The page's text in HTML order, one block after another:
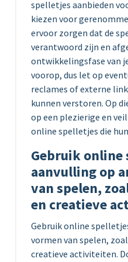
spelletjes aanbieden
kiezen voor
ervoor zorgen dat de
verantwoord zijn en
ontwikkelingsfase van
voorop, dus let op
reclames of externe
kunnen verstoren. Op
op een plezierige en
online spelletjes die
Gebruik online
aanvulling op
van spelen,
en creatieve
Gebruik online
vormen van spelen,
creatieve activiteiten.